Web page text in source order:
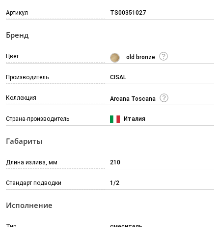
Артикул TS00351027
Бренд
Цвет old bronze
Производитель CISAL
Коллекция Arcana Toscana
Страна-производитель Италия
Габариты
Длина излива, мм 210
Стандарт подводки 1/2
Исполнение